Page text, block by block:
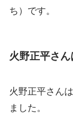
ち）です。
火野正平さ
火野正平さん
ました。